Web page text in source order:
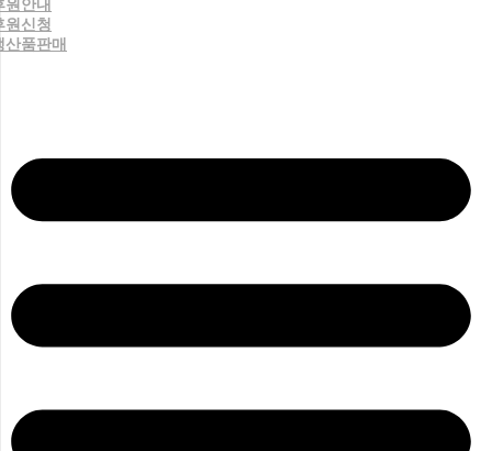
원안내
원신청
산품판매